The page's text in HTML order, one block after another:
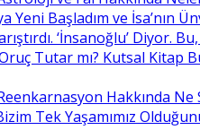
Yeni Başladım ve İsa’nın
‘İnsanoğlu’ Diyor.
Tutar mı? Kutsal Kitap
Hakkında Ne
Tek Yaşamımız